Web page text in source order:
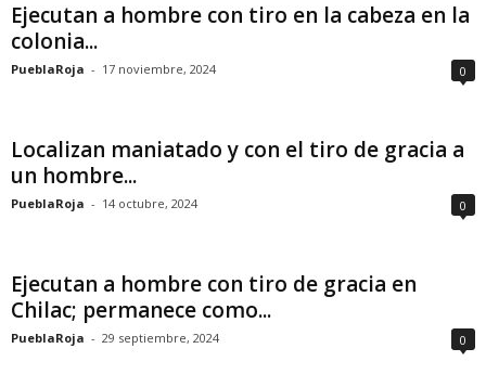
Ejecutan a hombre con tiro en la cabeza en la
colonia...
PueblaRoja - 17 noviembre, 2024 0
Localizan maniatado y con el tiro de gracia a
un hombre...
PueblaRoja - 14 octubre, 2024 0
Ejecutan a hombre con tiro de gracia en
Chilac; permanece como...
PueblaRoja - 29 septiembre, 2024 0